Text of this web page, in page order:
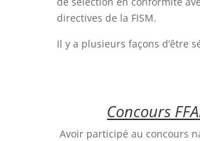
directives de la FISM.
Il y a plusieurs façons d’être
Concours
Avoir participé au concours